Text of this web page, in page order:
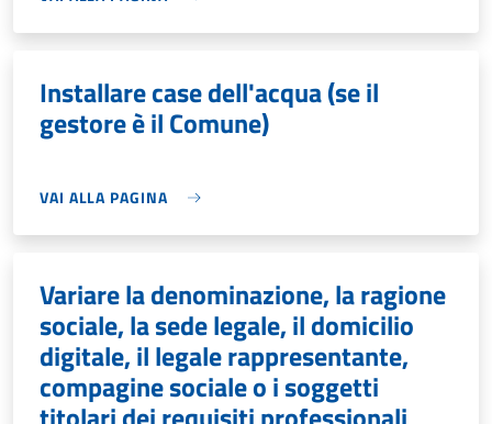
Installare case dell'acqua (se il
gestore è il Comune)
VAI ALLA PAGINA
Variare la denominazione, la ragione
sociale, la sede legale, il domicilio
digitale, il legale rappresentante,
compagine sociale o i soggetti